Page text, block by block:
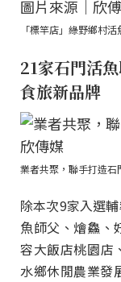
「標竿店」綠野鄉村
21家石門活
食旅新品牌
業者共聚，聯手打造
除本次9家入選
魚師父、燴鱻、
容大飯店桃園店
水鄉休閒農業發